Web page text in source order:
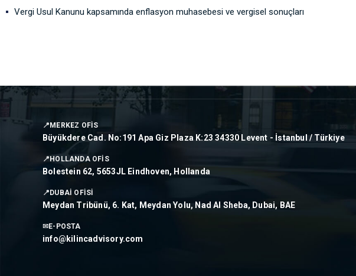
Vergi Usul Kanunu kapsamında enflasyon muhasebesi ve vergisel sonuçları
📍 MERKEZ OFİS
Büyükdere Cad. No:191 Apa Giz Plaza K:23 34330 Levent - İstanbul / Türkiye
📍 HOLLANDA OFİS
Bolestein 62, 5653JL Eindhoven, Hollanda
📍 DUBAİ OFİSİ
Meydan Tribünü, 6. Kat, Meydan Yolu, Nad Al Sheba, Dubai, BAE
✉E-POSTA
info@kilincadvisory.com